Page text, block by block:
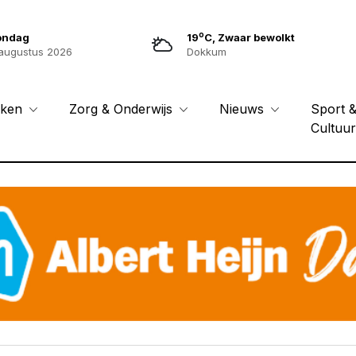
2026
19oC, Zwaar bewolkt
Dokkum
Zorg & Onderwijs Nieuws
Sport
Cultuur